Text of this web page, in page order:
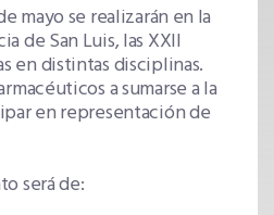
mayo se realizarán en la
de San Luis, las XXII
en distintas disciplinas.
a sumarse a la
en representación de
será de: